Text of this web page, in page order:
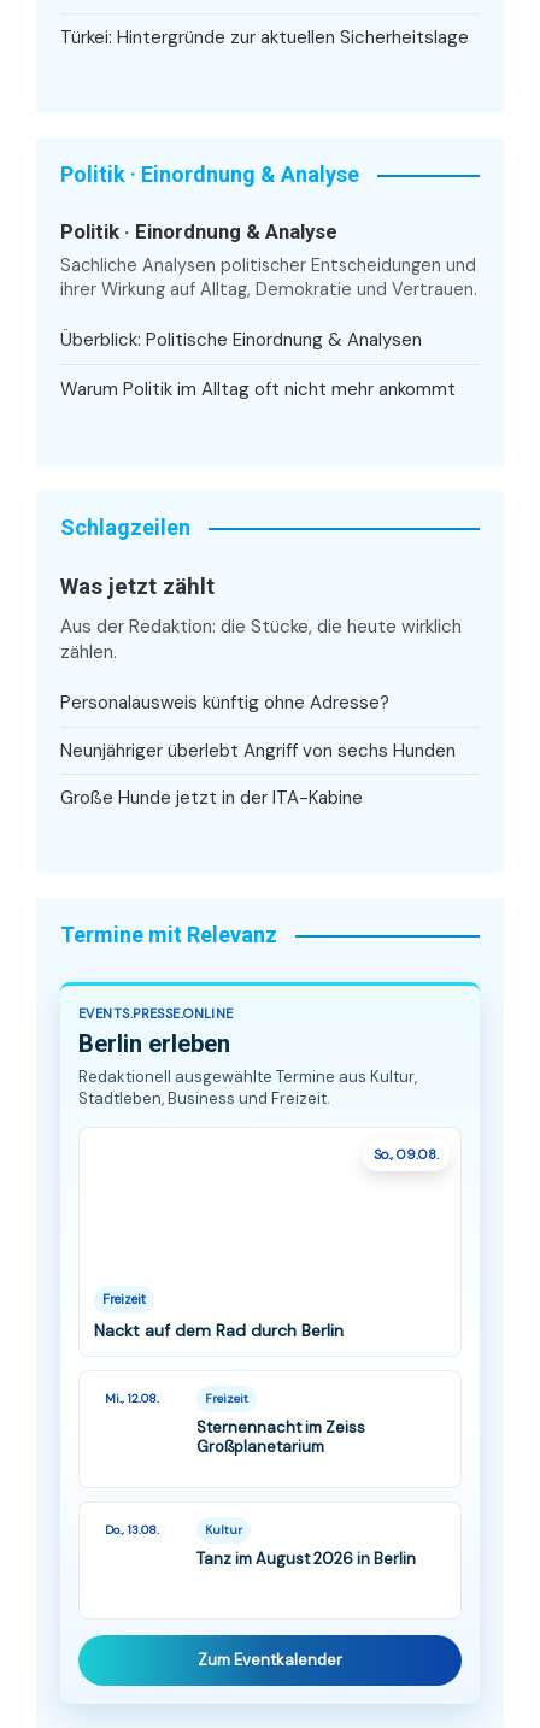
Türkei: Hintergründe zur aktuellen Sicherheitslage
Politik · Einordnung & Analyse
Politik · Einordnung & Analyse
Sachliche Analysen politischer Entscheidungen und
ihrer Wirkung auf Alltag, Demokratie und Vertrauen.
Überblick: Politische Einordnung & Analysen
Warum Politik im Alltag oft nicht mehr ankommt
Schlagzeilen
Was jetzt zählt
Aus der Redaktion: die Stücke, die heute wirklich
zählen.
Personalausweis künftig ohne Adresse?
Neunjähriger überlebt Angriff von sechs Hunden
Große Hunde jetzt in der ITA-Kabine
Termine mit Relevanz
EVENTS.PRESSE.ONLINE
Berlin erleben
Redaktionell ausgewählte Termine aus Kultur,
Stadtleben, Business und Freizeit.
So., 09.08.
Freizeit
Nackt auf dem Rad durch Berlin
Mi., 12.08. Freizeit
Sternennacht im Zeiss
Großplanetarium
Do., 13.08. Kultur
Tanz im August 2026 in Berlin
Zum Eventkalender